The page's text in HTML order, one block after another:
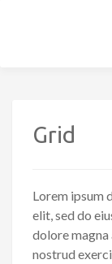
Grid
Lorem ipsum
elit, sed do
dolore magna
nostrud